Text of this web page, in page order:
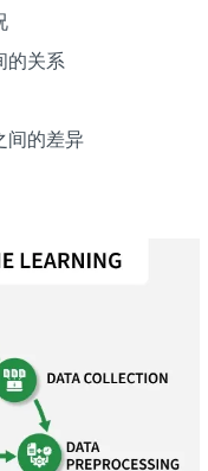
的关系
间的差异